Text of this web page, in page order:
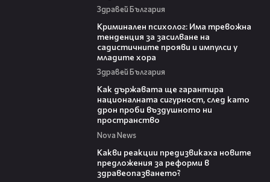
Здравей България
Криминален психолог: Има тревожна
тенденция за засилване на
садистичните прояви и импулси у
младите хора
Здравей България
Как държавата ще гарантира
националната сигурност, след като
дрон проби въздушното ни
пространство
Nova News
Какви реакции предизвикаха новите
предложения за реформи в
здравеопазването?